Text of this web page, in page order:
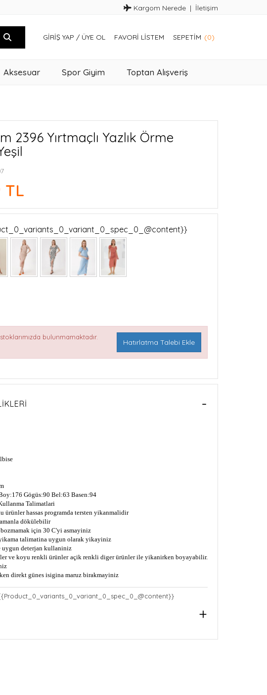
Kargom Nerede İletişim
GIRIŞ YAP / ÜYE OL FAVORI LISTEM SEPETIM (0)
Aksesuar Spor Giyim Toptan Alışveriş
2396 Yırtmaçlı Yazlık Örme
TL
bulunmamaktadır.
Hatırlatma Talebi Ekle
Gögüs:90 Bel:63 Basen:94
Talimatlari
ürünler hassas programda tersten yikanmalidir
dökülebilir
için 30 C'yi asmayiniz
talimatina uygun olarak yikayiniz
uygun deterjan kullaniniz
ve koyu renkli ürünler açik renkli diger ürünler ile yikanirken boyayabilir.
direkt günes isigina maruz birakmayiniz